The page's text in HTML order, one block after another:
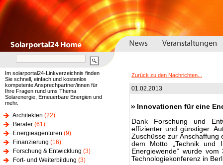
Im solarportal24-Linkverzeichnis finden
Sie schnell, einfach und kostenlos
kompetente Ansprechpartner/innen für
Ihre Fragen rund ums Thema
Solarenergie, Erneuerbare Energien und
mehr.
Architekten (22)
Berater (61)
Energieagenturen (9)
Finanzierung (16)
Forschung & Entwicklung (3)
Fort- und Weiterbildung (3)
Zurück zu den Nachrichten...
01.02.2013
Innovationen für eine
Dank Forschung und
effizienter und günstiger.
Zuschüsse zur
dem Motto „Technik und
Energiewende“ wurde
Technologiekonferenz in